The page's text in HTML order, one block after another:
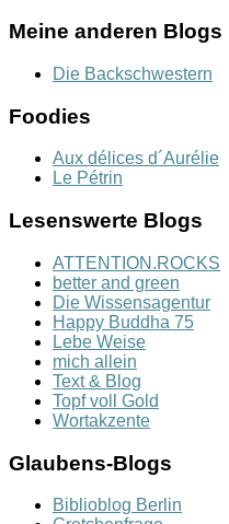
Meine anderen Blogs
Die Backschwestern
Foodies
Aux délices d´Aurélie
Le Pétrin
Lesenswerte Blogs
ATTENTION.ROCKS
better and green
Die Wissensagentur
Happy Buddha 75
Lebe Weise
mich allein
Text & Blog
Topf voll Gold
Wortakzente
Glaubens-Blogs
Biblioblog Berlin